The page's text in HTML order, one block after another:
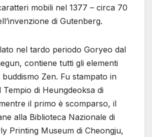
mobili nel 1377 – circa 70
di Gutenberg.
nel tardo periodo Goryeo dal
contiene tutti gli elementi
buddismo Zen. Fu stampato in
di Heungdeoksa di
il primo è scomparso, il
alla Biblioteca Nazionale di
Printing Museum di Cheongju,